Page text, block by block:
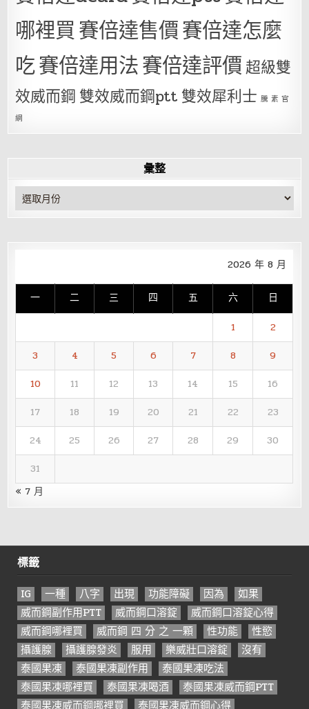
哪裡買賽倍達售價賽倍達怎麼
吃賽倍達用法賽倍達評價超級雙
效威而鋼 雙效威而鋼ptt 雙效犀利士 騰 素 官
網
彙整
彙
整
2026 年 8 月
一 二 三 四 五 六 日
1
2
3
4 5 6 7 8
9
10
11 12 13 14 15
16
17
18 19 20 21 22
23
24
25 26 27 28 29
30
31
« 7 月
標籤
IG 一種 八字 出現 功能障礙 因為
如果
威而鋼副作用PTT
威而鋼口溶錠
威而鋼口溶錠心得
威而鋼哪裡買
威而鋼 四 分 之 一顆 性功能
性慾
攝護腺
攝護腺發炎 服用 樂威壯口溶錠
沒有
泰國果凍
泰國果凍副作用
泰國果凍吃法
泰國果凍哪裡買
泰國果凍喝酒
泰國果凍威而鋼PTT
泰國果凍威而鋼哪裡買
泰國果凍威而鋼心得